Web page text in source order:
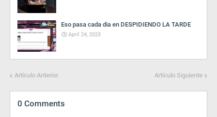
Eso pasa cada dia en DESPIDIENDO LA TARDE
April 24, 2023
Artículo Anterior Artículo Siguiente
0 Comments